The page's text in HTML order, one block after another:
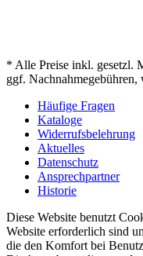
* Alle Preise inkl. gesetzl.
ggf. Nachnahmegebühren,
Häufige Fragen
Kataloge
Widerrufsbelehrung
Aktuelles
Datenschutz
Ansprechpartner
Historie
Diese Website benutzt
Website erforderlich sind
die den Komfort bei